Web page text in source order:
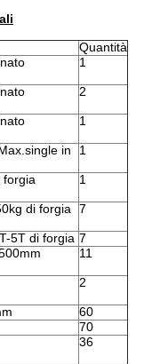
Quantità
1
2
1
in
1
forgia 1
di forgia
7
5T di forgia 7
11
2
60
70
36